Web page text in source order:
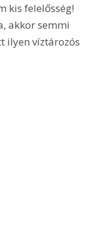
kis felelősség!
akkor semmi
ilyen víztározós